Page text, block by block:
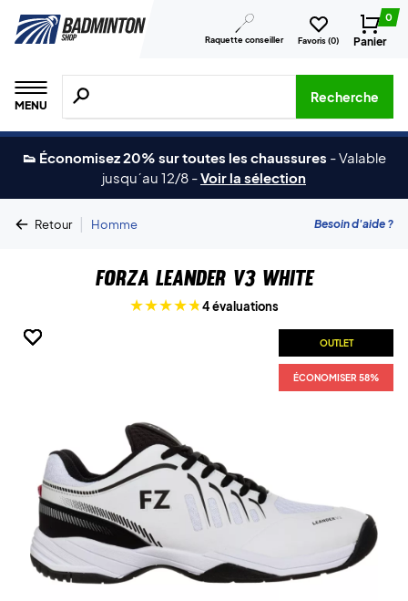
Raquette conseiller Favoris (0)
0
Panier
MENU
Recherche de produits, de marques, etc.
Recherche
👟 Économisez 20% sur toutes les chaussures -Valable
jusqu´au 12/8 -Voir la sélection
Retour | Homme Besoin d'aide ?
Forza Leander V3 White
4 évaluations
OUTLET
ÉCONOMISER 58%
OUTLET
ÉCONOMISER 58%
OUTLET
ÉCONOMISER 58%
OUTLET
ÉCONOMISER 58%
OUTLET
ÉCONOMISER 58%
OUTLET
ÉCONOMISER 58%